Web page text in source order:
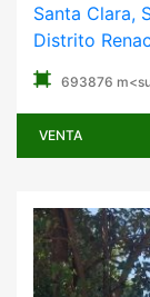
Santa Clara,
Distrito
693876
VENTA